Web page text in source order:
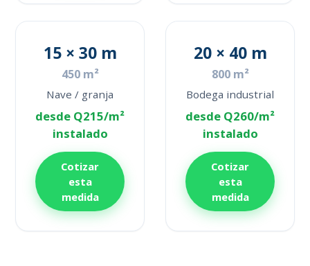
15 × 30 m
450 m²
Nave / granja
desde Q215/m²
instalado
Cotizar
esta
medida
20 × 40 m
800 m²
Bodega industrial
desde Q260/m²
instalado
Cotizar
esta
medida